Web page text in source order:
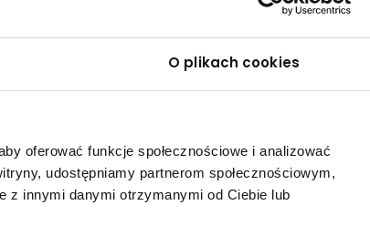
O plikach cookies
oferować funkcje społecznościowe i analizować
udostępniamy partnerom społecznościowym,
z innymi danymi otrzymanymi od Ciebie lub
DOŁĄCZ DO